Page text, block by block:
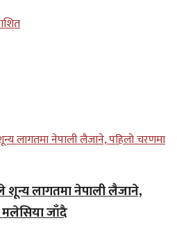
शून्य लागतमा नेपाली लैजाने,
जाँदै